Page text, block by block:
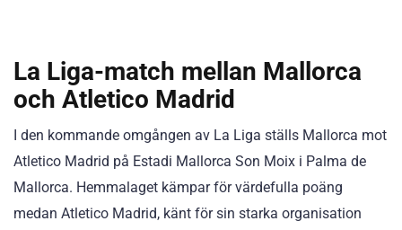
La Liga-match mellan Mallorca
och Atletico Madrid
I den kommande omgången av La Liga ställs Mallorca mot
Atletico Madrid på Estadi Mallorca Son Moix i Palma de
Mallorca. Hemmalaget kämpar för värdefulla poäng
medan Atletico Madrid, känt för sin starka organisation